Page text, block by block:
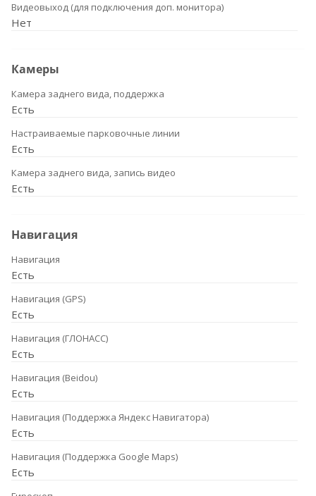
Видеовыход (для подключения доп. монитора)
Нет
Камеры
Камера заднего вида, поддержка
Есть
Настраиваемые парковочные линии
Есть
Камера заднего вида, запись видео
Есть
Навигация
Навигация
Есть
Навигация (GPS)
Есть
Навигация (ГЛОНАСС)
Есть
Навигация (Beidou)
Есть
Навигация (Поддержка Яндекс Навигатора)
Есть
Навигация (Поддержка Google Maps)
Есть